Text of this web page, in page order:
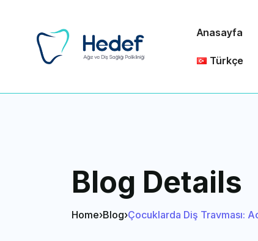
Anasayfa
Türkçe
Blog Details
Home›Blog›Çocuklarda Diş Travması: